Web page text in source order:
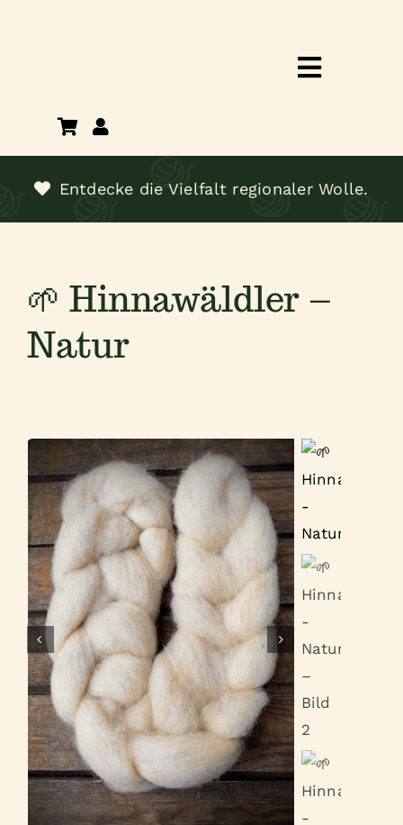
Toggle
Über mich
Kontakt
Entdecke die Vielfalt regionaler Wolle.
🌱 Hinnawäldler –
Natur